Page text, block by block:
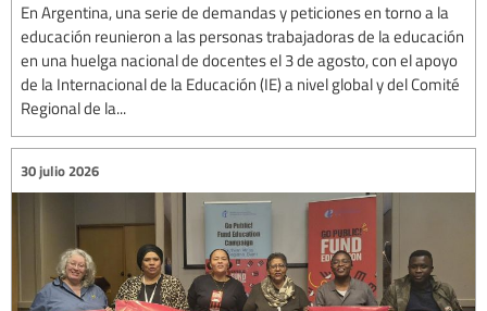
En Argentina, una serie de demandas y peticiones en torno a la
educación reunieron a las personas trabajadoras de la educación
en una huelga nacional de docentes el 3 de agosto, con el apoyo
de la Internacional de la Educación (IE) a nivel global y del Comité
Regional de la...
30 julio 2026